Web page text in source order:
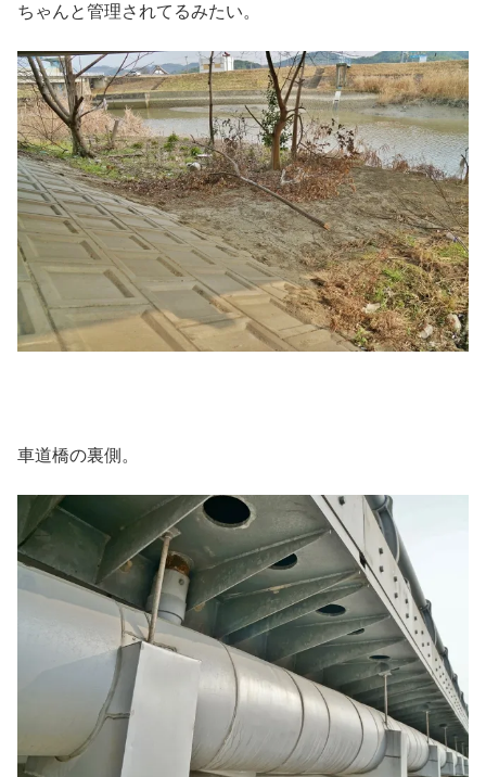
ちゃんと管理されてるみたい。
車道橋の裏側。